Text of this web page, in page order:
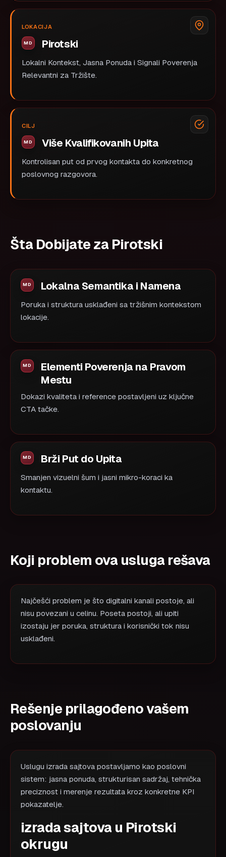
LOKACIJA
Pirotski
Lokalni Kontekst, Jasna Ponuda i Signali Poverenja
Relevantni za Tržište.
CILJ
Više Kvalifikovanih Upita
Kontrolisan put od prvog kontakta do konkretnog
poslovnog razgovora.
Šta Dobijate za Pirotski
Lokalna Semantika i Namena
Poruka i struktura usklađeni sa tržišnim kontekstom
lokacije.
Elementi Poverenja na Pravom
Mestu
Dokazi kvaliteta i reference postavljeni uz ključne
CTA tačke.
Brži Put do Upita
Smanjen vizuelni šum i jasni mikro-koraci ka
kontaktu.
Koji problem ova usluga rešava
Najčešći problem je što digitalni kanali postoje, ali
nisu povezani u celinu. Poseta postoji, ali upiti
izostaju jer poruka, struktura i korisnički tok nisu
usklađeni.
Rešenje prilagođeno vašem
poslovanju
Uslugu izrada sajtova postavljamo kao poslovni
sistem: jasna ponuda, strukturisan sadržaj, tehnička
preciznost i merenje rezultata kroz konkretne KPI
pokazatelje.
izrada sajtova u Pirotski
okrugu